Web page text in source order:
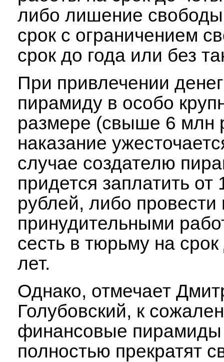
либо лишение
срок с ограничением
срок до года или без
При привлечении
пирамиду в особо
размере (свыше 6 млн
наказание
случае создателю
придется заплатить от
рублей, либо провести
принудительными
сесть в тюрьму на
лет.
Однако, отмечает
Голубовский, к
финансовые пирамиды
полностью прекратят